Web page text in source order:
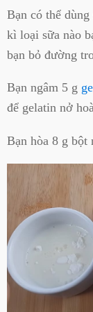
Bạn có thể
kì loại sữa nào
bạn bỏ đường
Bạn ngâm 5 g
để gelatin nở
Bạn hòa 8 g bột